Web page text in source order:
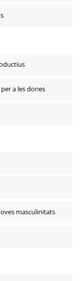
a les dones
masculinitats